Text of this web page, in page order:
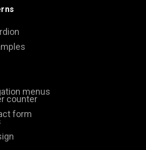
menus
counter
form